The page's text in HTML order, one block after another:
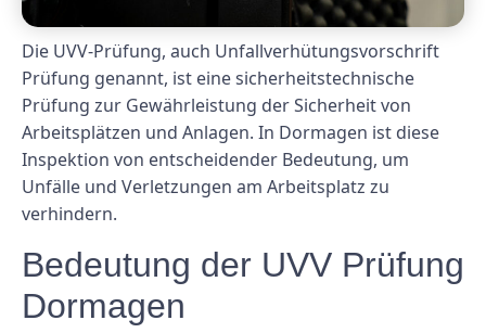
Die UVV-Prüfung, auch Unfallverhütungsvorschrift
Prüfung genannt, ist eine sicherheitstechnische
Prüfung zur Gewährleistung der Sicherheit von
Arbeitsplätzen und Anlagen. In Dormagen ist diese
Inspektion von entscheidender Bedeutung, um
Unfälle und Verletzungen am Arbeitsplatz zu
verhindern.
Bedeutung der UVV Prüfung
Dormagen